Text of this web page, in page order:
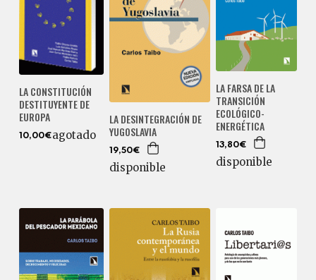
LA CONSTITUCIÓN
DESTITUYENTE DE
EUROPA
10,00€agotado
LA DESINTEGRACIÓN DE
YUGOSLAVIA
19,50€
disponible
LA FARSA DE LA
TRANSICIÓN
ECOLÓGICO-
ENERGÉTICA
13,80€
disponible